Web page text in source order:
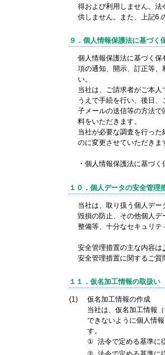
得および利用しません。
供しません。また、上記6.
９．個人情報保護法に基づく
個人情報保護法に基づく
項の通知、開示、訂正等
い。
当社は、ご請求者がご本
うえで手続を行い、後日
子メールの送信等の方法
料をいただきます。
当社が必要な調査を行っ
のに変更させていただきま
・個人情報保護法に基づ
１０．個人データの安全管理
当社は、取り扱う個人デ
毀損の防止、その他個人
整備等、十分なセキュリテ
安全管理措置の主な内容は
安全管理措置に関するご
１１．仮名加工情報の取扱い
(1)
仮名加工情報の作成
当社は、仮名加工情報
できないように個人情
す。
①
法令で定める基準に